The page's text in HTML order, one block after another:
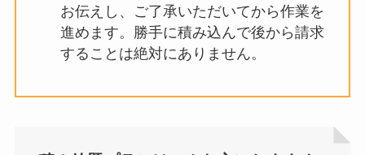
お伝えし、ご了承いただいてから作業を
進めます。勝手に積み込んで後から請求
することは絶対にありません。